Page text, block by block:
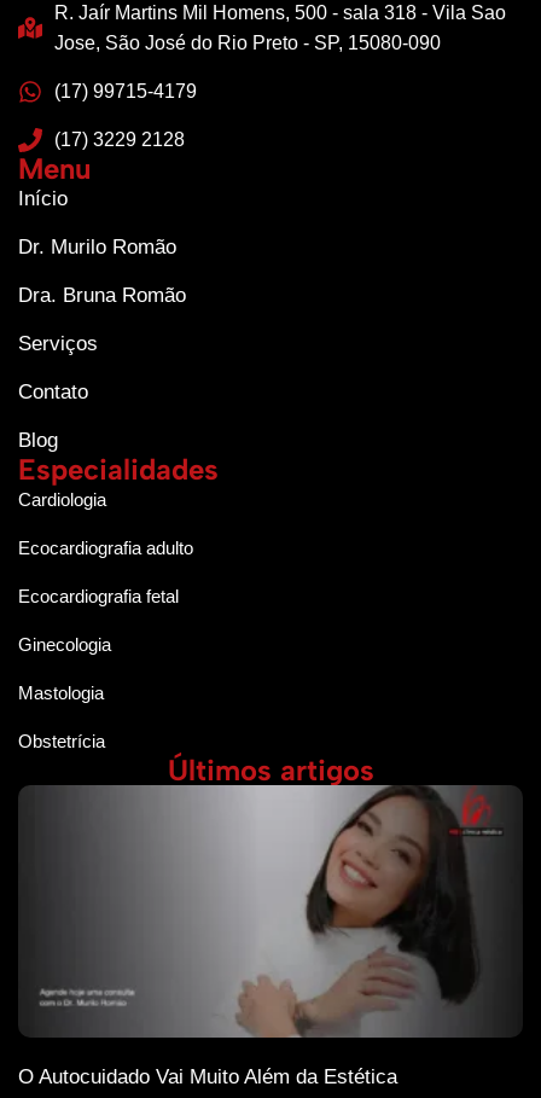
R. Jaír Martins Mil Homens, 500 - sala 318 - Vila Sao
Jose, São José do Rio Preto - SP, 15080-090
(17) 99715-4179
(17) 3229 2128
Menu
Início
Dr. Murilo Romão
Dra. Bruna Romão
Serviços
Contato
Blog
Especialidades
Cardiologia
Ecocardiografia adulto
Ecocardiografia fetal
Ginecologia
Mastologia
Obstetrícia
Últimos artigos
O Autocuidado Vai Muito Além da Estética